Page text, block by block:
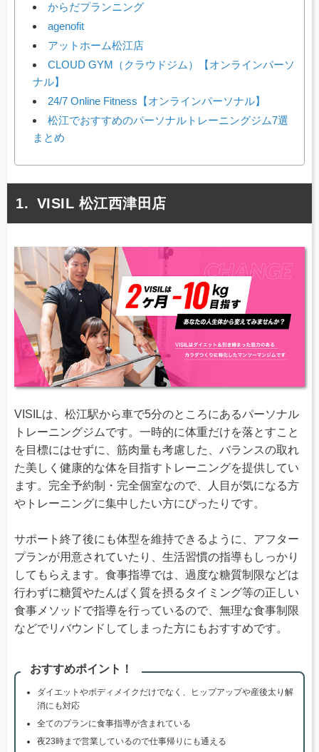
からだプランニング
agenofit
アットホーム松江店
CLOUD GYM（クラウドジム）【オンラインパーソ
ナル】
24/7 Online Fitness【オンラインパーソナル】
松江でおすすめのパーソナルトレーニングジム7選
まとめ
VISIL 松江西津田店
VISILは、松江駅から車で5分のところにあるパーソナル
トレーニングジムです。一時的に体重だけを落とすこと
を目標にはせずに、筋肉量も考慮した、バランスの取れ
た美しく健康的な体を目指すトレーニングを提供してい
ます。完全予約制・完全個室なので、人目が気になる方
やトレーニングに集中したい方にぴったりです。
サポート終了後にも体型を維持できるように、アフター
プランが用意されていたり、生活習慣の指導もしっかり
してもらえます。食事指導では、過度な糖質制限などは
行わずに糖質やたんぱく質を摂るタイミング等の正しい
食事メソッドで指導を行っているので、無理な食事制限
などでリバウンドしてしまった方にもおすすめです。
おすすめポイント！
ダイエットやボディメイクだけでなく、ヒップアップや産後太り解
消にも対応
全てのプランに食事指導が含まれている
夜23時まで営業しているので仕事帰りにも通える